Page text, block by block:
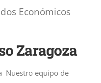
Económicos
Zaragoza
Nuestro equipo de